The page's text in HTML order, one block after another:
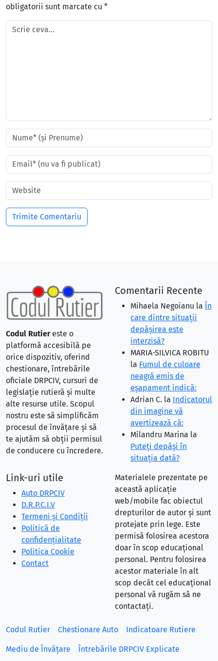
obligatorii sunt marcate cu *
Codul Rutiereste o
platformă accesibilă pe
orice dispozitiv, oferind
chestionare, întrebările
oficiale DRPCIV, cursuri de
legislație rutieră și multe
alte resurse utile. Scopul
nostru este să simplificăm
procesul de învățare și să
te ajutăm să obții permisul
de conducere cu încredere.
Comentarii Recente
Mihaela Negoianu la În
care dintre situaţii
depăşirea este
interzisă?
MARIA-SILVICA ROBITU
la Fumul de culoare
neagră emis de
eşapament indică:
Adrian C. la Indicatorul
din imagine vă
avertizează că:
Milandru Marina la
Puteţi depăşi în
situaţia dată?
Link-uri utile
Auto DRPCIV
D.R.P.C.I.V
Termeni și Condiții
Politică de
confidențialitate
Politica Cookie
Contact
Materialele prezentate pe
această aplicație
web/mobile fac obiectul
drepturilor de autor și sunt
protejate prin lege. Este
permisă folosirea acestora
doar în scop educațional
personal. Pentru folosirea
acestor materiale în alt
scop decât cel educațional
personal vă rugăm să ne
contactați.
Codul Rutier Chestionare Auto Indicatoare Rutiere
Mediu de Învățare Întrebările DRPCIV Explicate